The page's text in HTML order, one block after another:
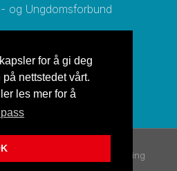
for å gi deg
nettstedet vårt.
les mer for å
og Ungdomsforbund
Personvernerklæring